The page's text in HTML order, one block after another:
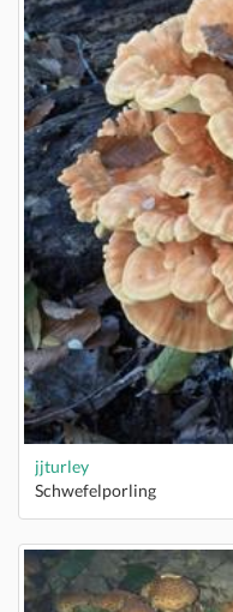
jjturley
Schwefelporling